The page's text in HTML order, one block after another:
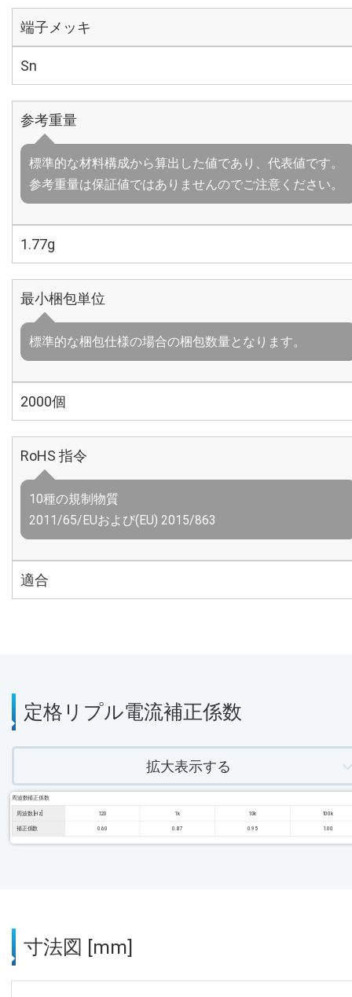
端子メッキ
Sn
参考重量
標準的な材料構成から算出した値であり、代表値です。
参考重量は保証値ではありませんのでご注意ください。
1.77g
最小梱包単位
標準的な梱包仕様の場合の梱包数量となります。
2000個
RoHS 指令
10種の規制物質
2011/65/EUおよび(EU) 2015/863
適合
定格リプル電流補正係数
拡大表示する
周波数補正係数
周波数 [Hz] 120 1k 10k 100k
補正係数 0.60 0.87 0.95 1.00
寸法図 [mm]